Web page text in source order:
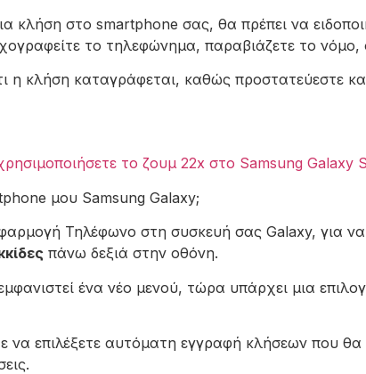
κλήση στο smartphone σας, θα πρέπει να
το τηλεφώνημα, παραβιάζετε το
η κλήση καταγράφεται, καθώς προστατεύεστε
το ζουμ 22x στο Samsung Galaxy
μου Samsung Galaxy;
Τηλέφωνο στη συσκευή σας Galaxy, για να
πάνω δεξιά στην οθόνη.
ένα νέο μενού, τώρα υπάρχει μια
να επιλέξετε αυτόματη εγγραφή κλήσεων που θα